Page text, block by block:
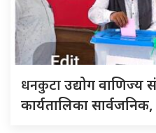
धनकुटाउद्योग वाणिज्य
कार्यतालिका